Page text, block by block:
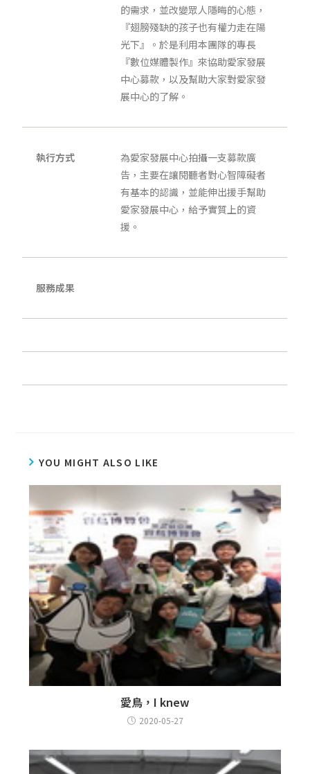
的需求，並改變眾人隱晦的心態，
『翅膀殘缺的孩子也有權力走在陽
光下』。於是利用本團隊的專長
『數位媒體製作』來協助愛家發展
中心募款，以及幫助大家對愛家發
展中心的了解。
執行方式
為愛家發展中心拍攝一支募款廣
告，主要在讓閱聽者對心智障礙者
有基本的認識，並能伸出援手幫助
愛家發展中心，給予實質上的資
援。
服務成果
YOU MIGHT ALSO LIKE
愛鳥，I knew
2020-05-27